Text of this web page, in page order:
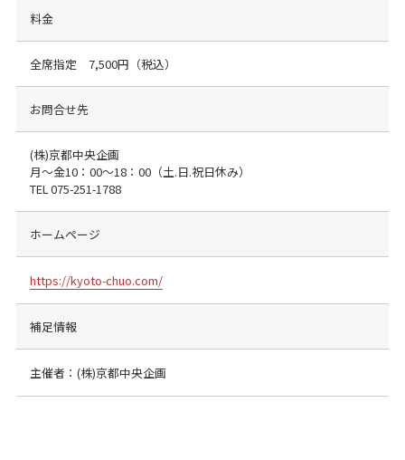
料金
全席指定 7,500円（税込）
お問合せ先
(株)京都中央企画
月～金10：00～18：00（土.日.祝日休み）
TEL075-251-1788
ホームページ
https://kyoto-chuo.com/
補足情報
主催者：(株)京都中央企画